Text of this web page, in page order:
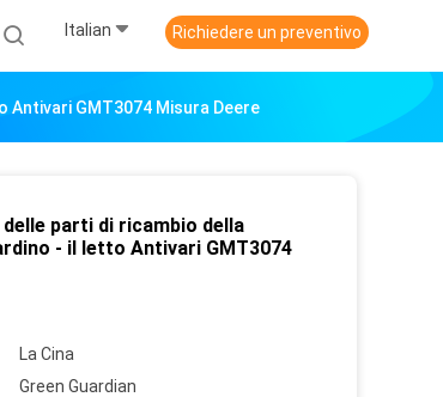
Italian Richiedere un preventivo
Antivari GMT3074 Misura Deere
parti di ricambio della
- il letto Antivari GMT3074
La Cina
Green Guardian